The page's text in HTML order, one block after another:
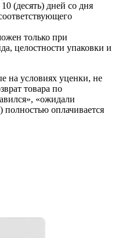
(десять) дней со дня
только при
целостности упаковки и
на условиях уценки, не
товара по
«ожидали
полностью оплачивается